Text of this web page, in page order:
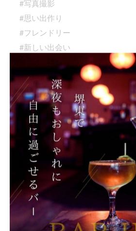
#写真撮影
#思い出作り
#フレンドリー
#新しい出会い
#最高の夜
#パーティー
#週末プラン
#ワクワク
#週末の楽しみ
#堺東ナイト
#飲み仲間募集